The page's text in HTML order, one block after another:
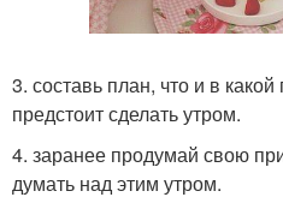
3. составь план, что и в
предстоит сделать утром.
4. заранее продумай свою
думать над этим утром.